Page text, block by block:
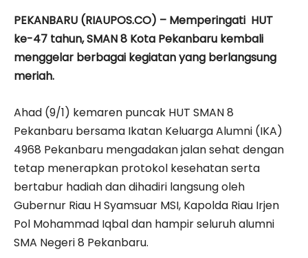
PEKANBARU (RIAUPOS.CO) – Memperingati HUT
ke-47 tahun, SMAN 8 Kota Pekanbaru kembali
menggelar berbagai kegiatan yang berlangsung
meriah.
Ahad (9/1) kemaren puncak HUT SMAN 8
Pekanbaru bersama Ikatan Keluarga Alumni (IKA)
4968 Pekanbaru mengadakan jalan sehat dengan
tetap menerapkan protokol kesehatan serta
bertabur hadiah dan dihadiri langsung oleh
Gubernur Riau H Syamsuar MSI, Kapolda Riau Irjen
Pol Mohammad Iqbal dan hampir seluruh alumni
SMA Negeri 8 Pekanbaru.